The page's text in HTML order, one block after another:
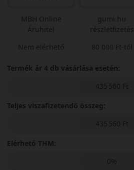
MBH Online
Áruhitel
Nem elérhető
gumi.hu
részletfizetés
80 000 Ft-tól
Termék ár 4 db vásárlása esetén:
435 560 Ft
Teljes viszafizetendő összeg:
435 560 Ft
Elérhető THM:
0%